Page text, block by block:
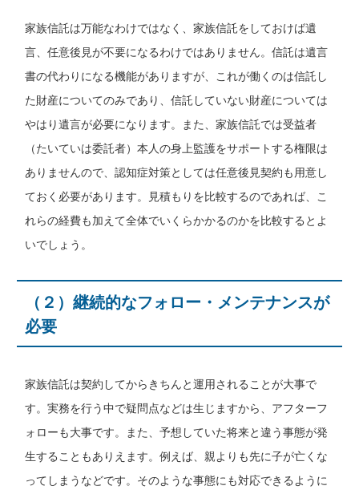
家族信託は万能なわけではなく、家族信託をしておけば遺
言、任意後見が不要になるわけではありません。信託は遺言
書の代わりになる機能がありますが、これが働くのは信託し
た財産についてのみであり、信託していない財産については
やはり遺言が必要になります。また、家族信託では受益者
（たいていは委託者）本人の身上監護をサポートする権限は
ありませんので、認知症対策としては任意後見契約も用意し
ておく必要があります。見積もりを比較するのであれば、こ
れらの経費も加えて全体でいくらかかるのかを比較するとよ
いでしょう。
（２）継続的なフォロー・メンテナンスが
必要
家族信託は契約してからきちんと運用されることが大事で
す。実務を行う中で疑問点などは生じますから、アフターフ
ォローも大事です。また、予想していた将来と違う事態が発
生することもありえます。例えば、親よりも先に子が亡くな
ってしまうなどです。そのような事態にも対応できるように